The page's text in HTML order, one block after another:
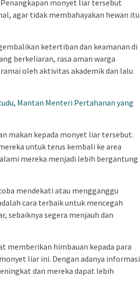
monyet liar tersebut
agar tidak membahayakan hewan itu
ketertiban dan keamanan di
berkeliaran, rasa aman warga
oleh aktivitas akademik dan lalu
Mantan Menteri Pertahanan yang
makan kepada monyet liar tersebut.
untuk terus kembali ke area
mereka menjadi lebih bergantung
mendekati atau mengganggu
cara terbaik untuk mencegah
sebaiknya segera menjauh dan
memberikan himbauan kepada para
liar ini. Dengan adanya informasi
dan mereka dapat lebih